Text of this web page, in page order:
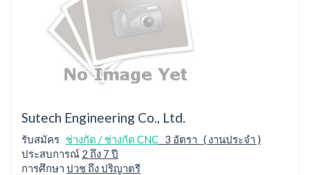
Sutech Engineering Co., Ltd.
รับสมัคร ช่างกัด / ช่างกัด CNC 3 อัตรา ( งานประจำ )
ประสบการณ์ 2 ถึง 7 ปี
การศึกษา ปวช ถึง ปริญาตรี